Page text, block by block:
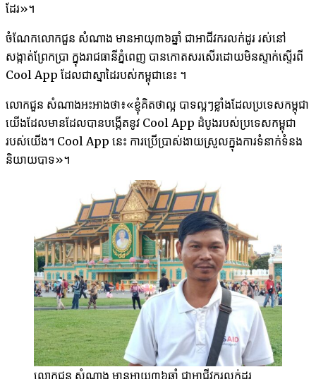
ដែរ»។
ចំណែកលោកជួន សំណាង មានអាយុ៣៦ឆ្នាំ ជាអាជីវករលក់ដូរ រស់នៅ
សង្កាត់ព្រែកប្រា ក្នុង​រាជធានី​ភ្នំពេញ បានកោតសរសើរដោយមិន​ស្ទាក់ស្ទើរពី
Cool App ដែលជាស្នាដៃរបស់កម្ពុជានេះ​ ។
លោកជួន សំណាងអះអាងថា៖«ខ្ញុំគិតថាល្អ បាទល្អៗខ្លាំងដែលប្រទេស​កម្ពុជា
យើងដែល​មានដែល​បានបង្កើតនូវ Cool App ដំបូងរបស់ប្រទេសកម្ពុជា
របស់យើង។ Cool App នេះ​ ការប្រើប្រាស់​ងាយស្រួល​ក្នុងការ​ទំនាក់ទំនង
និយាយបាទ»។
លោកជួន សំណាង មានអាយុ៣៦ឆ្នាំ ជាអាជីវករលក់ដូរ